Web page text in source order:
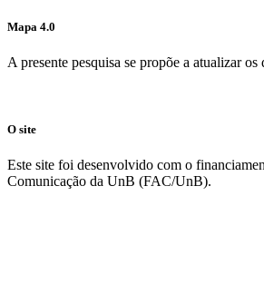
Mapa 4.0
A presente pesquisa se propõe a atualizar
O site
Este site foi desenvolvido com o
Comunicação da UnB (FAC/UnB).